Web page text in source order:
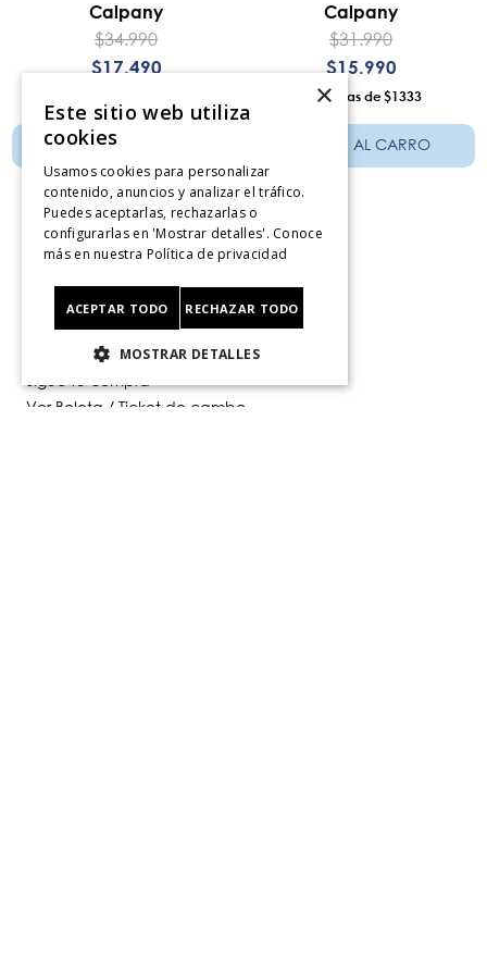
Calpany
$34.990
$17.490
AÑADIR AL CARRO
Calpany
$31.990
$15.990
$1333
AÑADIR AL CARRO
Servicio al consumidor
Centro De Ayuda
¿Dónde Viene Mi Compra?
Sigue tu compra
Ver Boleta / Ticket de cambo
×
Este sitio web utiliza
cookies
Usamos cookies para personalizar
contenido, anuncios y analizar el tráfico.
Puedes aceptarlas, rechazarlas o
configurarlas en 'Mostrar detalles'. Conoce
más en nuestra Política de privacidad
ACEPTAR TODO RECHAZAR TODO
MOSTRAR DETALLES